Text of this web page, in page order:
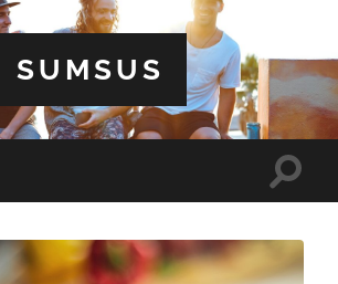
SUMSUS
Toggle